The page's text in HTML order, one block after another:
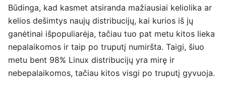
Būdinga, kad kasmet atsiranda mažiausiai keliolika ar
kelios dešimtys naujų distribucijų, kai kurios iš jų
ganėtinai išpopuliarėja, tačiau tuo pat metu kitos lieka
nepalaikomos ir taip po truputį numiršta. Taigi, šiuo
metu bent 98% Linux distribucijų yra mirę ir
nebepalaikomos, tačiau kitos visgi po truputį gyvuoja.